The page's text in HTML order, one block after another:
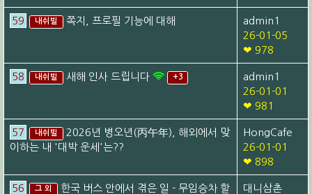
59 내쉬빌 쪽지, 프로필 기능에 대해
admin1
26-01-05
❤ 978
58 내쉬빌 새해 인사 드립니다 +3
admin1
26-01-01
❤ 981
57 내쉬빌
2026년 병오년(丙午年), 해외에서 맞
이하는 내 '대박 운세'는??
HongCafe
26-01-01
❤ 898
56 그 외
한국 버스 안에서 겪은 일 - 무임승차 할
대니삼촌